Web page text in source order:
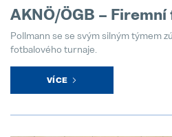
AKNÖ/ÖGB –
Pollmann se se svým silným týmem
fotbalového turnaje.
VÍCE